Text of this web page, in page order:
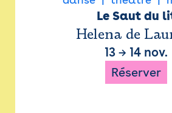
Le Saut du
Helena de
13 → 14 nov.
Réserver